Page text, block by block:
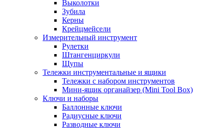
Выколотки
Зубила
Керны
Крейцмейсели
Измерительный инструмент
Рулетки
Штангенциркули
Щупы
Тележки инструментальные и ящики
Тележки с набором инструментов
Мини-ящик органайзер (Mini Tool Box)
Ключи и наборы
Баллонные ключи
Радиусные ключи
Разводные ключи